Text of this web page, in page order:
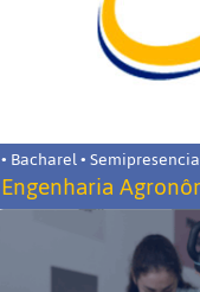
• Bacharel •
Engenharia